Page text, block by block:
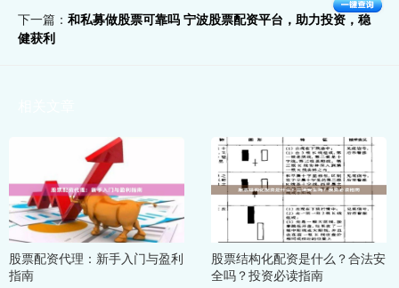
下一篇： 和私募做股票可靠吗 宁波股票配资平台，助力投资，稳
健获利
股票配资代理：新手入门与盈利
指南
股票结构化配资是什么？合法安
全吗？投资必读指南